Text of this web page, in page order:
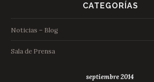
CATEGORÍAS
Noticias – Blog
Sala de Prensa
septiembre 2014